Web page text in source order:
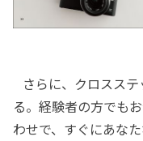
さらに、クロスス
る。経験者の方でも
わせで、すぐにあな